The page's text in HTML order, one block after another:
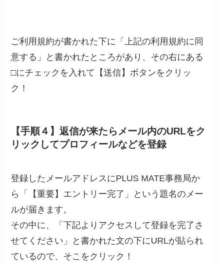
ご利用規約が書かれた下に「上記の利用規約に同
意する」と書かれたところがあり、その右にある
□にチェックを入れて【送信】ボタンをクリッ
ク！
【手順４】返信が来たらメール内のURLをク
リックしてプロフィールなどを登録
登録したメールアドレスにPLUS MATE事務局か
ら「【重要】エントリー完了」という題名のメー
ルが届きます。
その中に、「下記よりアクセスして登録を完了さ
せてください」と書かれた文の下にURLが貼られ
ているので、そこをクリック！